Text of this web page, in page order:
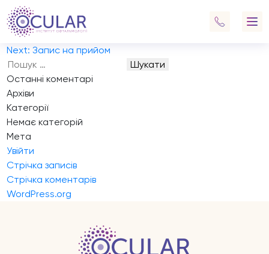
Запис на прийом
Направление на консультацию
Навігація
записів
Previous: Запис на прийом
Next: Запис на прийом
Пошук:
Останні коментарі
Архіви
Категорії
Немає категорій
Мета
Увійти
Стрічка записів
Стрічка коментарів
WordPress.org